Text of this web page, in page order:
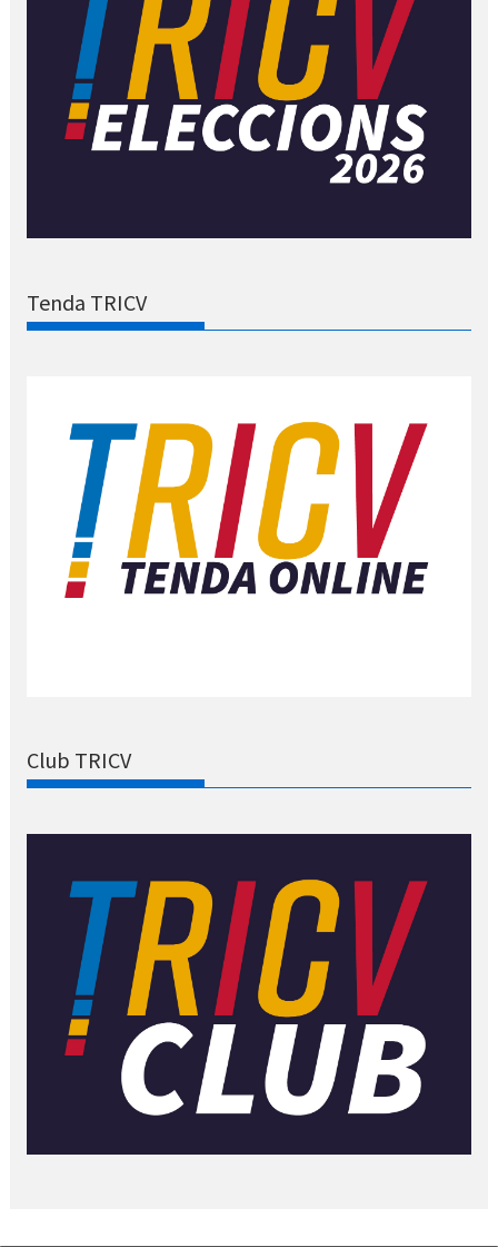
Tenda TRICV
Club TRICV